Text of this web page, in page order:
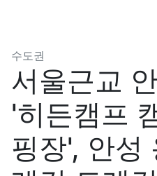
수도권
서울근교
'히든캠프
핑장', 안성